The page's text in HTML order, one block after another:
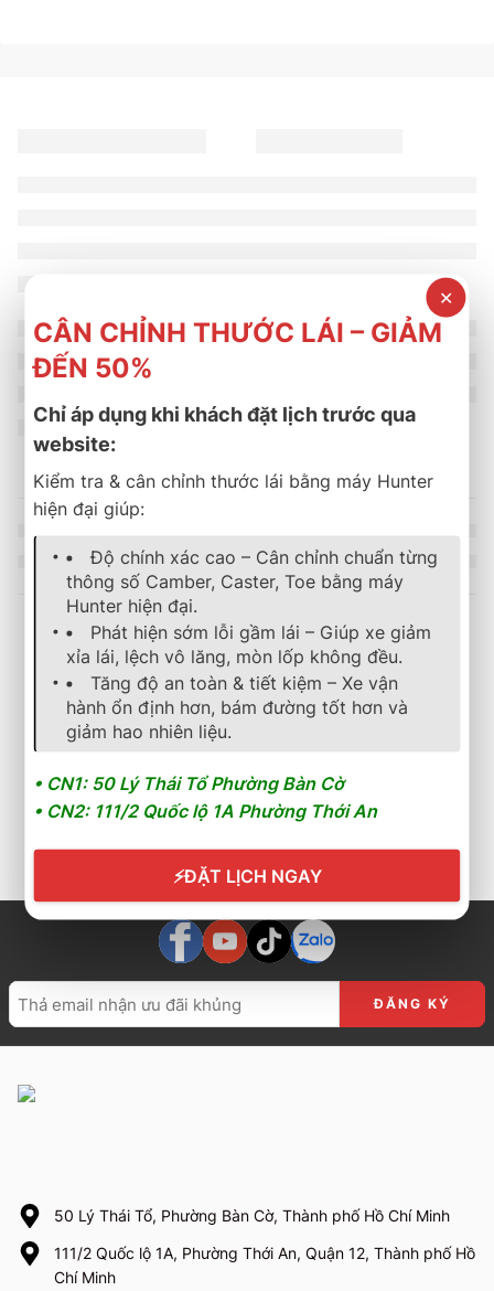
Sản phẩm tương tự
lốp xe,michelin, energy ,mặc định
Lốp Xe MICHELIN 185/60R15 88H Energy XM 2+
2.236.000₫
Cần nhận báo giá mới
4.136.000
Cần nhận báo giá mới
✕
CÂN CHỈNH THƯỚC LÁI – GIẢM
ĐẾN 50%
Chỉ áp dụng khi khách đặt lịch trước qua
website:
Kiểm tra & cân chỉnh thước lái bằng máy Hunter
hiện đại giúp:
Độ chính xác cao – Cân chỉnh chuẩn từng
thông số Camber, Caster, Toe bằng máy
Hunter hiện đại.
Phát hiện sớm lỗi gầm lái – Giúp xe giảm
xỉa lái, lệch vô lăng, mòn lốp không đều.
Tăng độ an toàn & tiết kiệm – Xe vận
hành ổn định hơn, bám đường tốt hơn và
giảm hao nhiên liệu.
• CN1: 50 Lý Thái Tổ Phường Bàn Cờ
• CN2: 111/2 Quốc lộ 1A Phường Thới An
⚡ĐẶT LỊCH NGAY
50 Lý Thái Tổ, Phường Bàn Cờ, Thành phố Hồ Chí Minh
111/2 Quốc lộ 1A, Phường Thới An, Quận 12, Thành phố Hồ
Chí Minh